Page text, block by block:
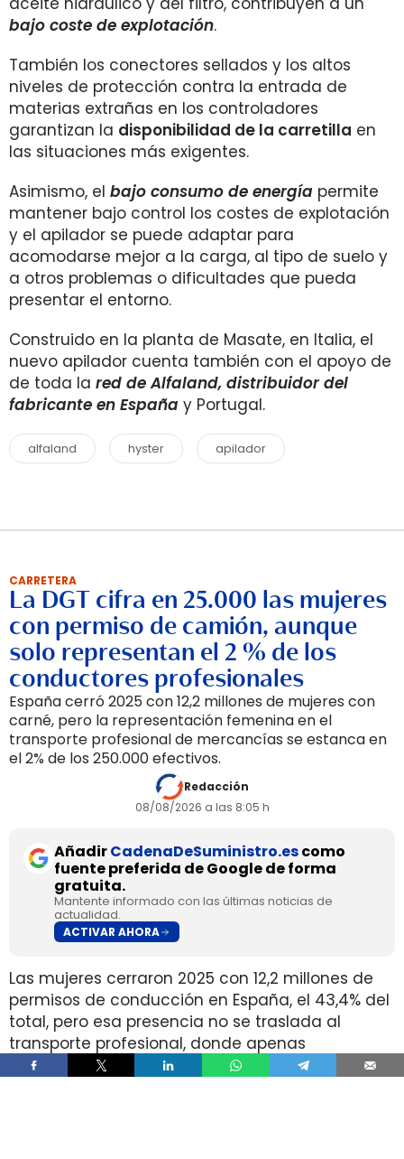
bajo coste de explotación.
También los conectores sellados y los altos
niveles de protección contra la entrada de
materias extrañas en los controladores
garantizan la disponibilidad de la carretilla en
las situaciones más exigentes.
Asimismo, el bajo consumo de energía permite
mantener bajo control los costes de explotación
y el apilador se puede adaptar para
acomodarse mejor a la carga, al tipo de suelo y
a otros problemas o dificultades que pueda
presentar el entorno.
Construido en la planta de Masate, en Italia, el
nuevo apilador cuenta también con el apoyo de
de toda la red de Alfaland, distribuidor del
fabricante en España y Portugal.
alfaland hyster apilador
CARRETERA
La DGT cifra en 25.000 las mujeres
con permiso de camión, aunque
solo representan el 2 % de los
conductores profesionales
España cerró 2025 con 12,2 millones de mujeres con
carné, pero la representación femenina en el
transporte profesional de mercancías se estanca en
el 2% de los 250.000 efectivos.
Redacción
08/08/2026 a las 8:05 h
AñadirCadenaDeSuministro.escomo
fuente preferida de Google de forma
gratuita.
Mantente informado con las últimas noticias de
actualidad.
ACTIVAR AHORA
Las mujeres cerraron 2025 con 12,2 millones de
permisos de conducción en España, el 43,4% del
total, pero esa presencia no se traslada al
transporte profesional, donde apenas
representan el 2% de un colectivo de 250.000